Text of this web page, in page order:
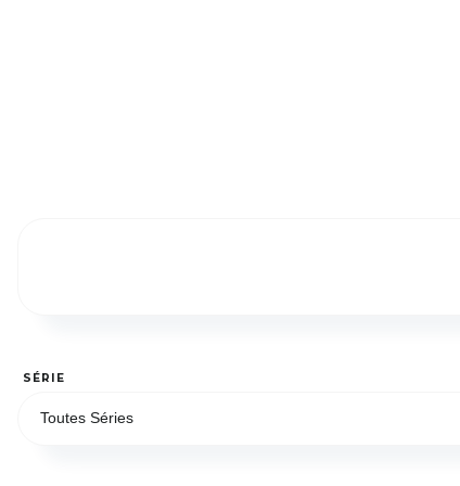
SÉRIE
Toutes Séries